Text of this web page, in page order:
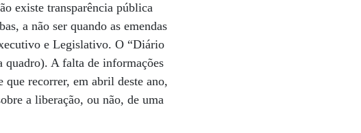
existe transparência pública
a não ser quando as emendas
e Legislativo. O “Diário
quadro). A falta de informações
que recorrer, em abril deste ano,
a liberação, ou não, de uma